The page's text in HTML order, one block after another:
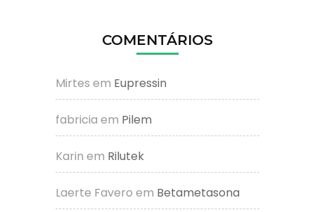
COMENTÁRIOS
Mirtes em Eupressin
fabricia em Pilem
Karin em Rilutek
Laerte Favero em Betametasona